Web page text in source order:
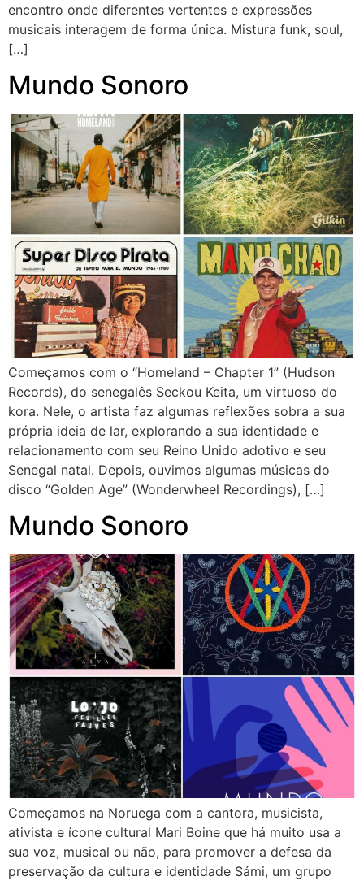
encontro onde diferentes vertentes e expressões
musicais interagem de forma única. Mistura funk, soul,
[…]
Mundo Sonoro
Começamos com o “Homeland – Chapter 1” (Hudson
Records), do senegalês Seckou Keita, um virtuoso do
kora. Nele, o artista faz algumas reflexões sobra a sua
própria ideia de lar, explorando a sua identidade e
relacionamento com seu Reino Unido adotivo e seu
Senegal natal. Depois, ouvimos algumas músicas do
disco “Golden Age” (Wonderwheel Recordings), […]
Mundo Sonoro
Começamos na Noruega com a cantora, musicista,
ativista e ícone cultural Mari Boine que há muito usa a
sua voz, musical ou não, para promover a defesa da
preservação da cultura e identidade Sámi, um grupo